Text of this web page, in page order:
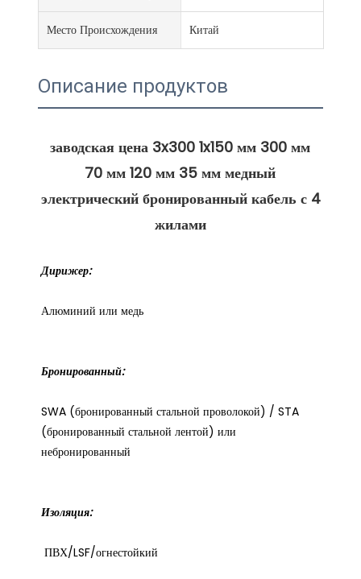
Место Происхождения Китай
Описание продуктов
заводская цена 3x300 1x150 мм 300 мм
70 мм 120 мм 35 мм медный
электрический бронированный кабель с 4
SWA (бронированный стальной проволокой) / STA
(бронированный стальной лентой) или
Изоляция: